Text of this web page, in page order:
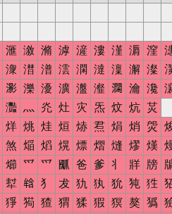
滙 漵 滫 滹 滻 漊 漌 漘 漥
潨 澘 潽 澐 澖 澾 澟 澥 澯
𤂖 濼 瀀 瀇 瀊 瀣 𤄃 瀹 瀺
灩 灬 灮 灶 灾 炁 炆 炕 炗
烊 烑 烓 烜 焃 焄 焆 焇 焈
煞 㷔 熖 熀 熛 熠 熢 熮 熯
㸅 爫 爫 爴 爸 爹 丬 牂 牓
犎 𤚥 犭 犮 犰 犱 狁 㹠 狌
猙 㺃 猹 猬 猱 猳 猽 獒 㺔